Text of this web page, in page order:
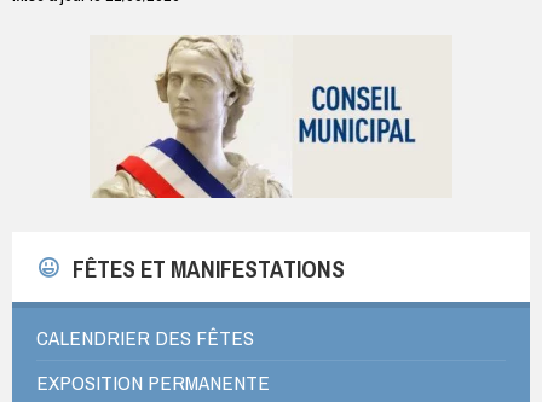
FÊTES ET MANIFESTATIONS
CALENDRIER DES FÊTES
EXPOSITION PERMANENTE